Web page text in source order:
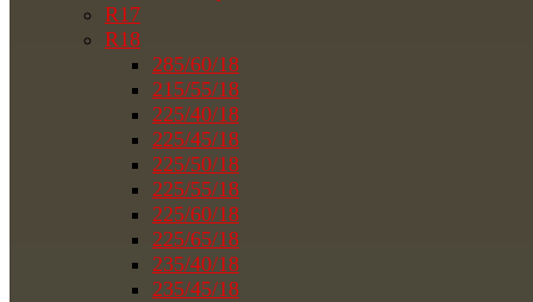
R17
R18
285/60/18
215/55/18
225/40/18
225/45/18
225/50/18
225/55/18
225/60/18
225/65/18
235/40/18
235/45/18